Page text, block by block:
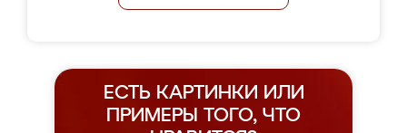
ЕСТЬ КАРТИНКИ ИЛИ
ПРИМЕРЫ
ТОГО, ЧТО